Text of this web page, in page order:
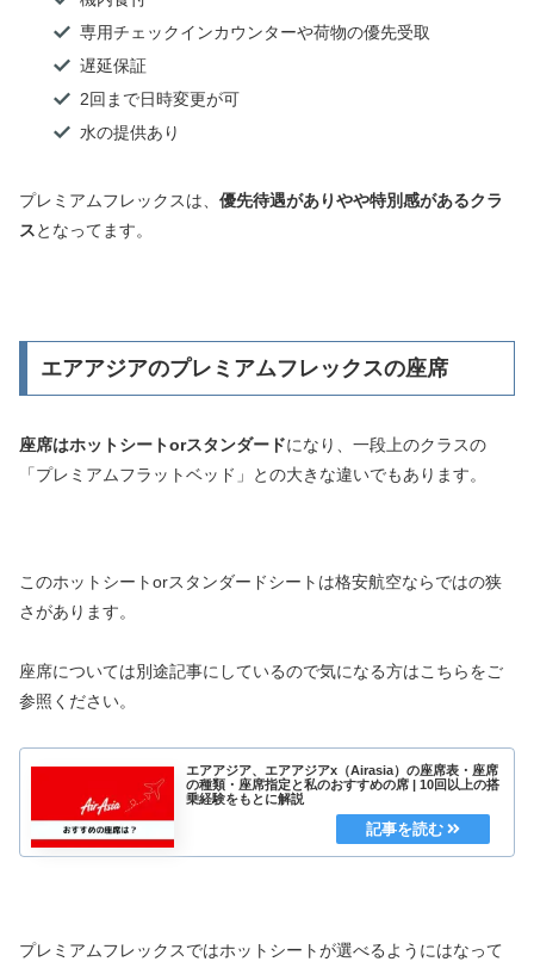
専用チェックインカウンターや荷物の優先受取
遅延保証
2回まで日時変更が可
水の提供あり
プレミアムフレックスは、 優先待遇がありやや特別感があるクラ
スとなってます。
エアアジアのプレミアムフレックスの座席
座席はホットシートorスタンダードになり、一段上のクラスの
「プレミアムフラットベッド」との大きな違いでもあります。
このホットシートorスタンダードシートは格安航空ならではの狭
さがあります。
座席については別途記事にしているので気になる方はこちらをご
参照ください。
エアアジア、エアアジアx（Airasia）の座席表・座席
の種類・座席指定と私のおすすめの席 | 10回以上の搭
乗経験をもとに解説
プレミアムフレックスではホットシートが選べるようにはなって